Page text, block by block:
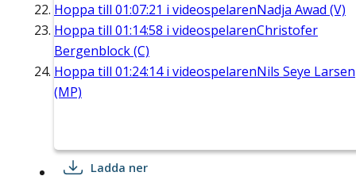
Hoppa till 01:07:21 i videospelarenNadja Awad (V)
Hoppa till 01:14:58 i videospelarenChristofer
Bergenblock (C)
Hoppa till 01:24:14i videospelarenNils Seye Larsen
(MP)
Ladda ner